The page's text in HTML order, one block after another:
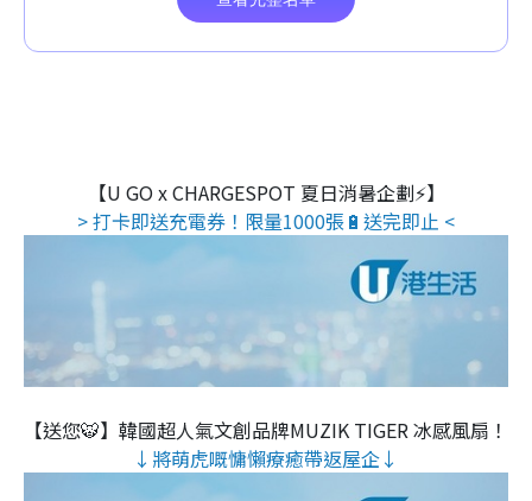
【U GO x CHARGESPOT 夏日消暑企劃⚡】
> 打卡即送充電券！限量1000張🔋送完即止 <
【送您🐯】韓國超人氣文創品牌MUZIK TIGER 冰感風扇！
↓將萌虎嘅慵懶療癒帶返屋企↓